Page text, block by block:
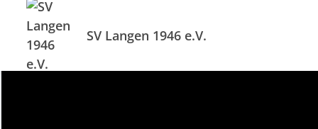
SV Langen 1946 e.V.